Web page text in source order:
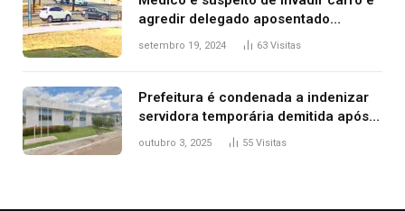
agredir delegado aposentado
durante confusão no trânsito
setembro 19, 2024 63 Visitas
Prefeitura é condenada a indenizar
servidora temporária demitida após
nascimento da filha
outubro 3, 2025 55 Visitas